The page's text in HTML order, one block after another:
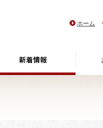
ホーム